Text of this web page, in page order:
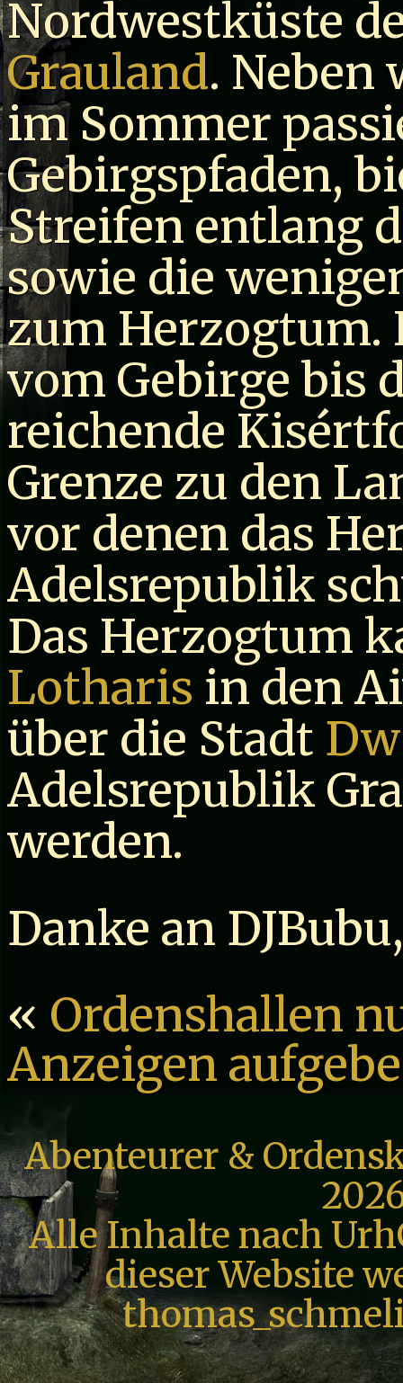
Nordwestküste
Grauland. Neben
im Sommer
Gebirgspfaden,
Streifen entlang
sowie die
zum Herzogtum.
vom Gebirge bis
reichende
Grenze zu den
vor denen das
Adelsrepublik
Das Herzogtum
Lotharis in den
über die Stadt
Adelsrepublik
werden.
Danke an
« Ordenshallen
Anzeigen
Abenteurer &
Alle Inhalte nach
dieser Website